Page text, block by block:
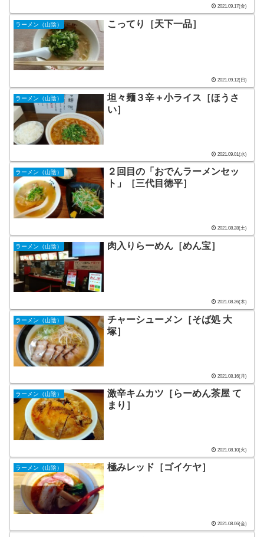
2021.09.17(金)
ラーメン（山陰） こってり［天下一品］
2021.09.12(日)
ラーメン（山陰）
坦々麺３辛＋小ライス［ほうさ
い］
2021.09.01(水)
ラーメン（山陰）
２回目の「おでんラーメンセッ
ト」［三代目徳平］
2021.08.28(土)
ラーメン（山陰） 肉入りらーめん［めん宝］
2021.08.26(木)
ラーメン（山陰）
チャーシューメン［そば処 大
塚］
2021.08.16(月)
ラーメン（山陰）
激辛キムカツ［らーめん茶屋 て
まり］
2021.08.10(火)
ラーメン（山陰） 極みレッド［ゴイケヤ］
2021.08.06(金)